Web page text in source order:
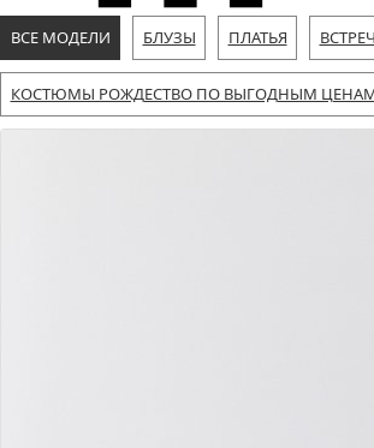
ВСЕ МОДЕЛИ БЛУЗЫ ПЛАТЬЯ
КОСТЮМЫ РОЖДЕСТВО ПО ВЫГОДНЫМ